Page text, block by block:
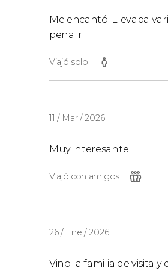
Me encantó. Llevaba
pena ir.
Viajó solo
11 / Mar / 2026
Muy interesante
Viajó con amigos
26 / Ene / 2026
Vino la familia de visita